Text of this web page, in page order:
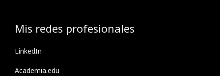
Mis redes profesionales
LinkedIn
Academia.edu